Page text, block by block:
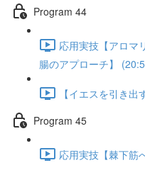
Program 44
応用実技【アロマ
腸のアプローチ】
【イエスを引き
Program 45
応用実技【棘下筋